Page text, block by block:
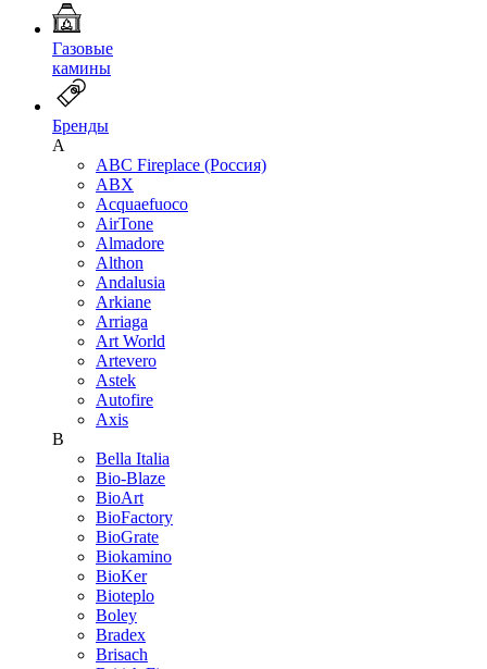
Газовые
камины
Бренды
A
ABC Fireplace (Россия)
ABX
Acquaefuoco
AirTone
Almadore
Althon
Andalusia
Arkiane
Arriaga
Art World
Artevero
Astek
Autofire
Axis
B
Bella Italia
Bio-Blaze
BioArt
BioFactory
BioGrate
Biokamino
BioKer
Bioteplo
Boley
Bradex
Brisach